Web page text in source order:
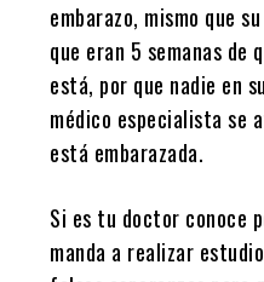
embarazo, mismo que
que eran 5 semanas de
está, por que nadie en
médico especialista se
está embarazada.
Si es tu doctor conoce
manda a realizar